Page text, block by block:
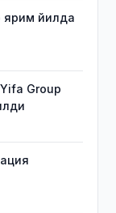
ярим йилда
Group